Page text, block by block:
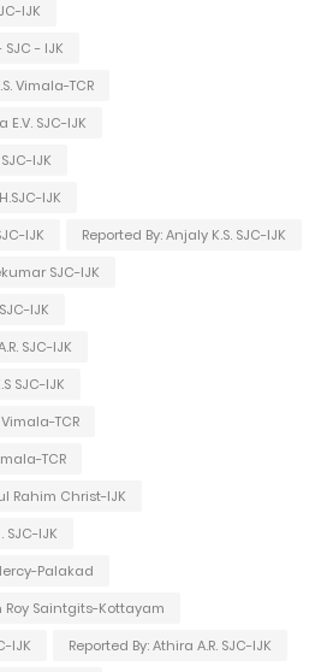
IJK
SJC - IJK
Vimala-TCR
SJC-IJK
IJK
IJK
IJK
Reported By: Anjaly K.S. SJC-IJK
SJC-IJK
IJK
SJC-IJK
SJC-IJK
TCR
TCR
Rahim Christ-IJK
SJC-IJK
Palakad
Roy Saintgits-Kottayam
IJK
Reported By: Athira A.R. SJC-IJK